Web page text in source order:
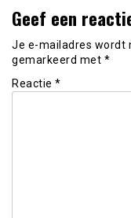
Geef een
Je e-mailadres wordt
gemarkeerd met *
Reactie *